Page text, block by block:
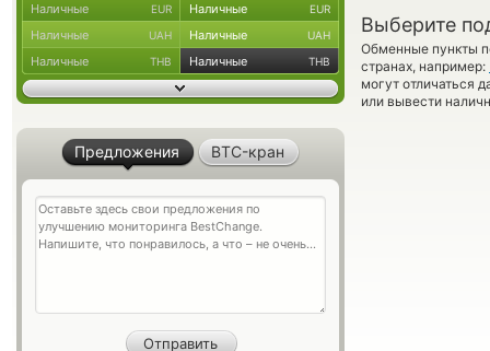
Выберите
Обменные пункты
странах, например:
могут отличаться
или вывести
Наличные EUR Наличные EUR
Наличные UAH Наличные UAH
Наличные THB Наличные THB
Предложения BTC-кран